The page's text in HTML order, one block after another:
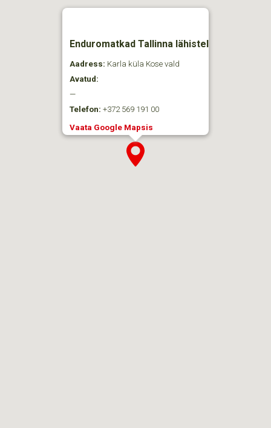
Enduromatkad Tallinna lähistel
Aadress: Karla küla Kose vald
Avatud:
—
Telefon: +372 569 191 00
Vaata Google Mapsis